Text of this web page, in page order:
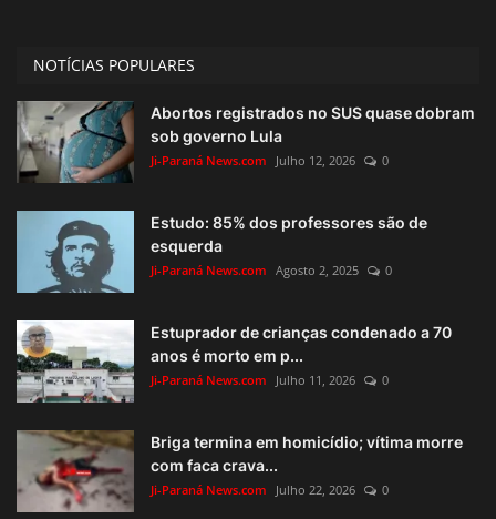
NOTÍCIAS POPULARES
Abortos registrados no SUS quase dobram
sob governo Lula
Ji-Paraná News.com Julho 12, 2026 0
Estudo: 85% dos professores são de
esquerda
Ji-Paraná News.com Agosto 2, 2025 0
Estuprador de crianças condenado a 70
anos é morto em p...
Ji-Paraná News.com Julho 11, 2026 0
Briga termina em homicídio; vítima morre
com faca crava...
Ji-Paraná News.com Julho 22, 2026 0